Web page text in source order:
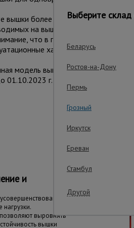
вышки более 5 метров рекомендуем
на вышке работ.
что в процессе
характеристики и не
модель вышки с измененным
01.10.2023 г.
Важные
и
и
выровнять
вышки
Выберите склад
Беларусь
Ростов-на-Дону
Пермь
Грозный
Иркутск
Ереван
Стамбул
Другой